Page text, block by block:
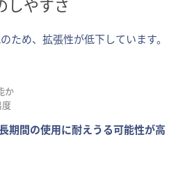
しやすさ
ため、拡張性が低下しています。
か
度
期間の使用に耐えうる可能性が高